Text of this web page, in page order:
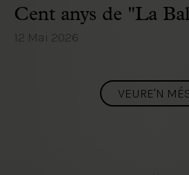
Cent anys de "La
12 Mai 2026
VEURE'N